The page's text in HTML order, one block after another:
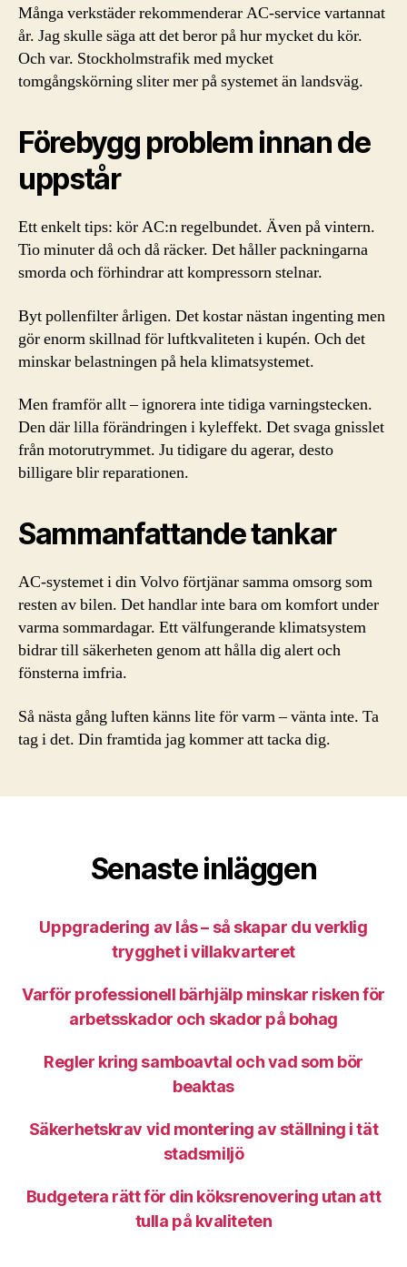
Många verkstäder rekommenderar AC-service vartannat
år. Jag skulle säga att det beror på hur mycket du kör.
Och var. Stockholmstrafik med mycket
tomgångskörning sliter mer på systemet än landsväg.
Förebygg problem innan de
uppstår
Ett enkelt tips: kör AC:n regelbundet. Även på vintern.
Tio minuter då och då räcker. Det håller packningarna
smorda och förhindrar att kompressorn stelnar.
Byt pollenfilter årligen. Det kostar nästan ingenting men
gör enorm skillnad för luftkvaliteten i kupén. Och det
minskar belastningen på hela klimatsystemet.
Men framför allt – ignorera inte tidiga varningstecken.
Den där lilla förändringen i kyleffekt. Det svaga gnisslet
från motorutrymmet. Ju tidigare du agerar, desto
billigare blir reparationen.
Sammanfattande tankar
AC-systemet i din Volvo förtjänar samma omsorg som
resten av bilen. Det handlar inte bara om komfort under
varma sommardagar. Ett välfungerande klimatsystem
bidrar till säkerheten genom att hålla dig alert och
fönsterna imfria.
Så nästa gång luften känns lite för varm – vänta inte. Ta
tag i det. Din framtida jag kommer att tacka dig.
Senaste inläggen
Uppgradering av lås – så skapar du verklig
trygghet i villakvarteret
Varför professionell bärhjälp minskar risken för
arbetsskador och skador på bohag
Regler kring samboavtal och vad som bör
beaktas
Säkerhetskrav vid montering av ställning i tät
stadsmiljö
Budgetera rätt för din köksrenovering utan att
tulla på kvaliteten